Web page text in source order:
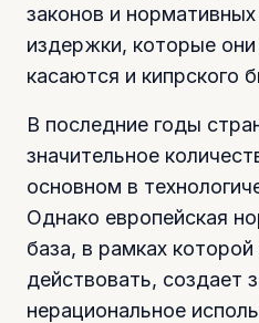
законов и
издержки, которые
касаются и кипрского
В последние годы
значительное
основном в
Однако европейская
база, в рамках
действовать, создает
нерациональное